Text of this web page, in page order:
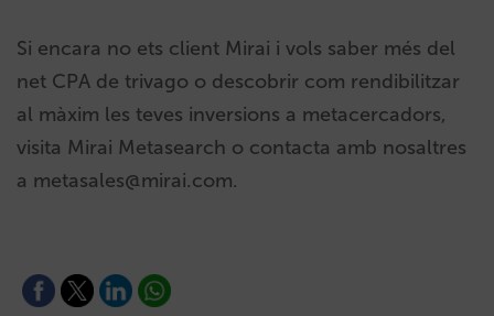
Si encara no ets client Mirai i vols saber més del
net CPA de trivago o descobrir com rendibilitzar
al màxim les teves inversions a metacercadors,
visita Mirai Metasearch o contacta amb nosaltres
a metasales@mirai.com.